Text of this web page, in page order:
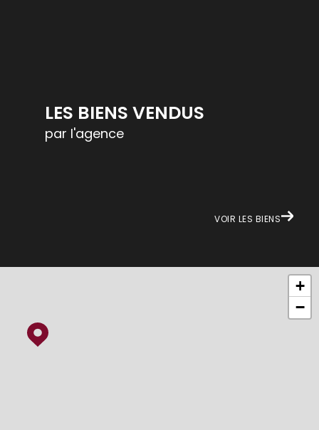
LES BIENS VENDUS
par l'agence
VOIR LES BIENS
+
−